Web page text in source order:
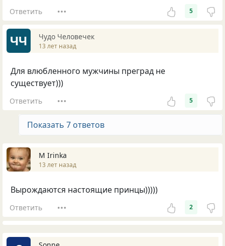
Ответить 5
ЧЧ Чудо Человечек
13 лет назад
Для влюбленного мужчины преград не
существует)))
Ответить 5
Показать 7 ответов
М Irinka
13 лет назад
Вырождаются настоящие принцы)))))
Ответить 2